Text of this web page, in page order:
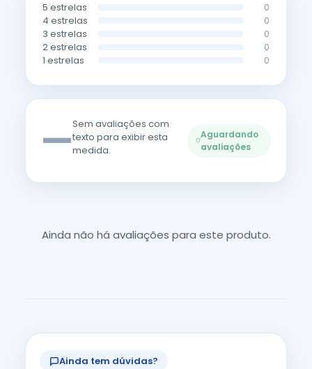
5 estrelas 0
4 estrelas 0
3 estrelas 0
2 estrelas 0
1 estrelas 0
—Sem avaliações com
texto para exibir esta
medida.
Aguardando
avaliações
Ainda não há avaliações para este produto.
Ainda tem dúvidas?